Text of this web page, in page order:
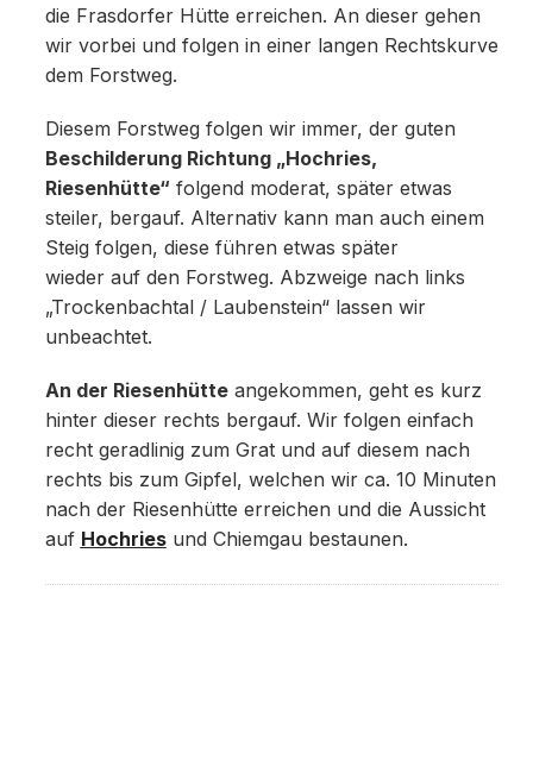
die Frasdorfer Hütte erreichen. An dieser gehen
wir vorbei und folgen in einer langen Rechtskurve
dem Forstweg.
Diesem Forstweg folgen wir immer, der guten
Beschilderung Richtung „Hochries,
Riesenhütte“ folgend moderat, später etwas
steiler, bergauf. Alternativ kann man auch einem
Steig folgen, diese führen etwas später
wieder auf den Forstweg. Abzweige nach links
„Trockenbachtal / Laubenstein“ lassen wir
unbeachtet.
An der Riesenhütteangekommen, geht es kurz
hinter dieser rechts bergauf. Wir folgen einfach
recht geradlinig zum Grat und auf diesem nach
rechts bis zum Gipfel, welchen wir ca. 10 Minuten
nach der Riesenhütte erreichen und die Aussicht
auf Hochriesund Chiemgau bestaunen.